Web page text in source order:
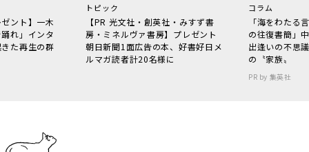
ント】一木
れ」インタ
た再生の群
トピック
【PR 光文社・創英社・みすず書
房・ミネルヴァ書房】プレゼント
朝日新聞1面広告の本、好書好日メ
ルマガ読者計20名様に
コラム
「海をわた
の往復書簡」
出逢いの不思
の〝家族〟
PR by 集英社